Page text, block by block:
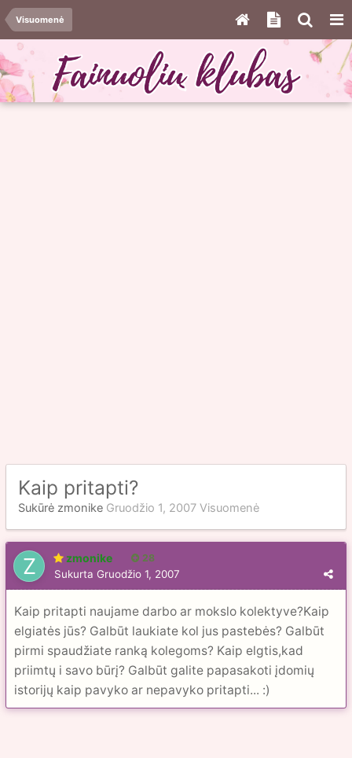
Visuomenė
Kaip pritapti?
Sukūrė zmonike Gruodžio 1, 2007 Visuomenė
zmonike 28
Sukurta Gruodžio 1, 2007
Kaip pritapti naujame darbo ar mokslo kolektyve?Kaip
elgiatės jūs? Galbūt laukiate kol jus pastebės? Galbūt
pirmi spaudžiate ranką kolegoms? Kaip elgtis,kad
priimtų i savo būrį? Galbūt galite papasakoti įdomių
istorijų kaip pavyko ar nepavyko pritapti... :)